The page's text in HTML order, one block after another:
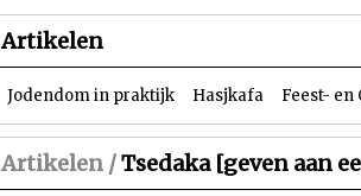
Artikelen
Jodendom in praktijk Hasjkafa Feest- en
Artikelen /Tsedaka [geven aan